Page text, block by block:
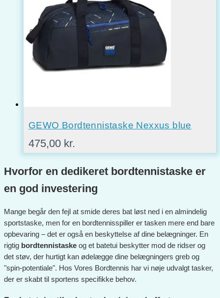
GEWO Bordtennistaske Nexxus blue
475,00 kr.
Hvorfor en dedikeret bordtennistaske er
en god investering
Mange begår den fejl at smide deres bat løst ned i en almindelig
sportstaske, men for en bordtennisspiller er tasken mere end bare
opbevaring – det er også en beskyttelse af dine belægninger. En
rigtig bordtennistaske og et batetui beskytter mod de ridser og
det støv, der hurtigt kan ødelægge dine belægningers greb og
"spin-potentiale". Hos Vores Bordtennis har vi nøje udvalgt tasker,
der er skabt til sportens specifikke behov.